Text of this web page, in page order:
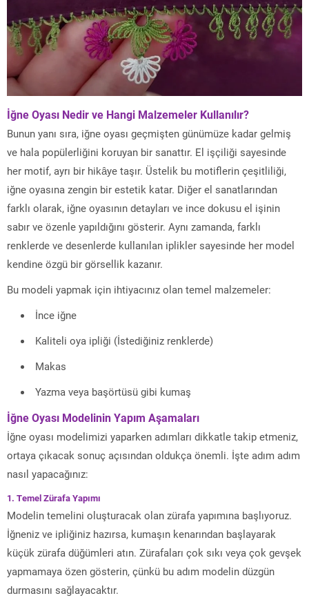
İğne Oyası Nedir ve Hangi Malzemeler Kullanılır?
Bunun yanı sıra, iğne oyası geçmişten günümüze kadar gelmiş
ve hala popülerliğini koruyan bir sanattır. El işçiliği sayesinde
her motif, ayrı bir hikâye taşır. Üstelik bu motiflerin çeşitliliği,
iğne oyasına zengin bir estetik katar. Diğer el sanatlarından
farklı olarak, iğne oyasının detayları ve ince dokusu el işinin
sabır ve özenle yapıldığını gösterir. Aynı zamanda, farklı
renklerde ve desenlerde kullanılan iplikler sayesinde her model
kendine özgü bir görsellik kazanır.
Bu modeli yapmak için ihtiyacınız olan temel malzemeler:
İnce iğne
Kaliteli oya ipliği (İstediğiniz renklerde)
Makas
Yazma veya başörtüsü gibi kumaş
İğne Oyası Modelinin Yapım Aşamaları
İğne oyası modelimizi yaparken adımları dikkatle takip etmeniz,
ortaya çıkacak sonuç açısından oldukça önemli. İşte adım adım
nasıl yapacağınız:
1. Temel Zürafa Yapımı
Modelin temelini oluşturacak olan zürafa yapımına başlıyoruz.
İğneniz ve ipliğiniz hazırsa, kumaşın kenarından başlayarak
küçük zürafa düğümleri atın. Zürafaları çok sıkı veya çok gevşek
yapmamaya özen gösterin, çünkü bu adım modelin düzgün
durmasını sağlayacaktır.